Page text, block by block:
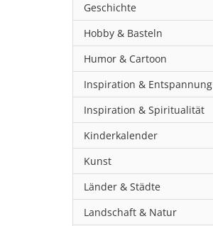
Geschichte
Hobby & Basteln
Humor & Cartoon
Inspiration & Entspannung
Inspiration & Spiritualität
Kinderkalender
Kunst
Länder & Städte
Landschaft & Natur